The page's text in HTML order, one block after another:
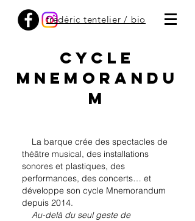
frédéric tentelier / bio
CYCLE
MNEMORANDU
M
La barque crée des spectacles de
théâtre musical, des installations
sonores et plastiques, des
performances, des concerts… et
développe son cycle Mnemorandum
depuis 2014.
Au-delà du seul geste de